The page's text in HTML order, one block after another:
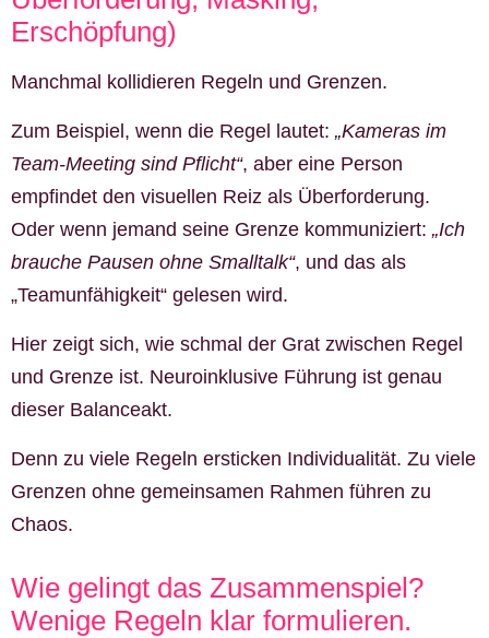
Erschöpfung)
Manchmal kollidieren Regeln und Grenzen.
Zum Beispiel, wenn die Regel lautet: „Kameras im
Team-Meeting sind Pflicht“, aber eine Person
empfindet den visuellen Reiz als Überforderung.
Oder wenn jemand seine Grenze kommuniziert: „Ich
brauche Pausen ohne Smalltalk“, und das als
„Teamunfähigkeit“ gelesen wird.
Hier zeigt sich, wie schmal der Grat zwischen Regel
und Grenze ist. Neuroinklusive Führung ist genau
dieser Balanceakt.
Denn zu viele Regeln ersticken Individualität. Zu viele
Grenzen ohne gemeinsamen Rahmen führen zu
Chaos.
Wie gelingt das Zusammenspiel?
Wenige Regeln klar formulieren.